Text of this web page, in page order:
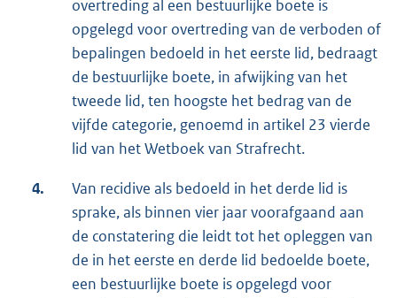
overtreding al een bestuurlijke boete is
opgelegd voor overtreding van de verboden of
bepalingen bedoeld in het eerste lid, bedraagt
de bestuurlijke boete, in afwijking van het
tweede lid, ten hoogste het bedrag van de
vijfde categorie, genoemd in artikel 23 vierde
lid van het Wetboek van Strafrecht.
4.
Van recidive als bedoeld in het derde lid is
sprake, als binnen vier jaar voorafgaand aan
de constatering die leidt tot het opleggen van
de in het eerste en derde lid bedoelde boete,
een bestuurlijke boete is opgelegd voor